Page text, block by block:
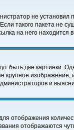
не
такого пакета не
на него находится
быть две картинки.
изображение,
и
отображения
отображаются